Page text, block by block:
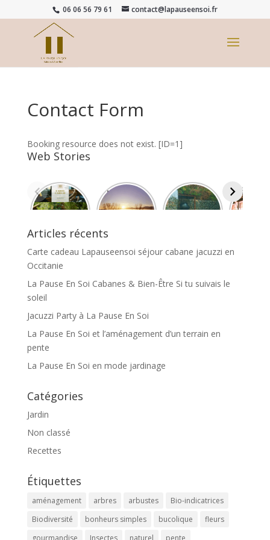
06 06 56 79 61 contact@lapauseensoi.fr
Contact Form
Booking resource does not exist. [ID=1]
Web Stories
Carte
cadeau
cabane
jacuzzi en
Occitanie
La Pause
En Soi
suivais le
soleil
Jacuzzi
Party à La
Articles récents
Carte cadeau Lapauseensoi séjour cabane jacuzzi en
Occitanie
La Pause En Soi Cabanes & Bien-Être Si tu suivais le
soleil
Jacuzzi Party à La Pause En Soi
La Pause En Soi et l’aménagement d’un terrain en
pente
La Pause En Soi en mode jardinage
Catégories
Jardin
Non classé
Recettes
Étiquettes
aménagement arbres arbustes
Bio-indicatrices
Biodiversité
bonheurs simples bucolique
fleurs
gourmandise
Insectes naturel pente